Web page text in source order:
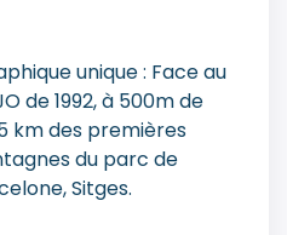
unique : Face au
de 1992, à 500m de
km des premières
du parc de
Sitges.